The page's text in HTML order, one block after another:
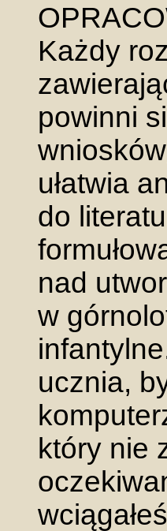
Każdy
powinni
ułatwia
do
nad
w
ucznia,
który nie